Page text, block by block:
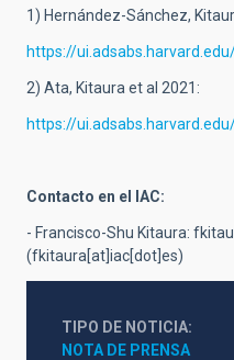
1) Hernández-Sánchez,
https://
2) Ata, Kitaura et al 2021:
https://
Contacto en el IAC:
- Francisco-Shu Kitaura:
(fkitaura[at]iac[dot]es)
TIPO DE NOTICIA
NOTA DE PRENSA